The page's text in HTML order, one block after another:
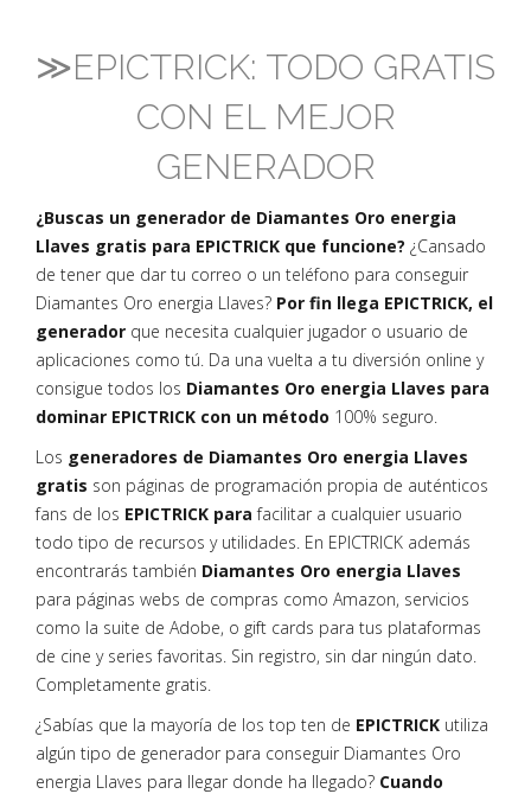
≫EPICTRICK: TODO GRATIS
CON EL MEJOR
GENERADOR
¿Buscas un generador de Diamantes Oro energia
Llaves gratis para EPICTRICK que funcione? ¿Cansado
de tener que dar tu correo o un teléfono para conseguir
Diamantes Oro energia Llaves? Por fin llega EPICTRICK, el
generador que necesita cualquier jugador o usuario de
aplicaciones como tú. Da una vuelta a tu diversión online y
consigue todos los Diamantes Oro energia Llaves para
dominar EPICTRICK con un método 100% seguro.
Los generadores de Diamantes Oro energia Llaves
gratis son páginas de programación propia de auténticos
fans de los EPICTRICK para facilitar a cualquier usuario
todo tipo de recursos y utilidades. En EPICTRICK además
encontrarás también Diamantes Oro energia Llaves
para páginas webs de compras como Amazon, servicios
como la suite de Adobe, o gift cards para tus plataformas
de cine y series favoritas. Sin registro, sin dar ningún dato.
Completamente gratis.
¿Sabías que la mayoría de los top ten de EPICTRICK utiliza
algún tipo de generador para conseguir Diamantes Oro
energia Llaves para llegar donde ha llegado? Cuando